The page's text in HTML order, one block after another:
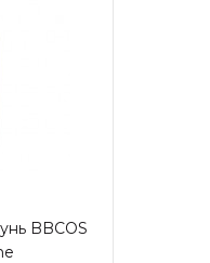
BBCOS